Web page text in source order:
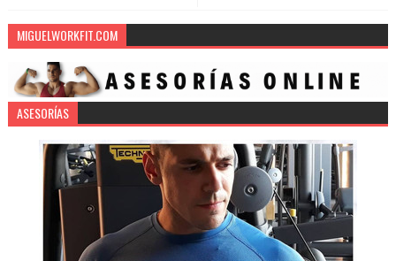
MIGUELWORKFIT.COM
ASESORÍAS